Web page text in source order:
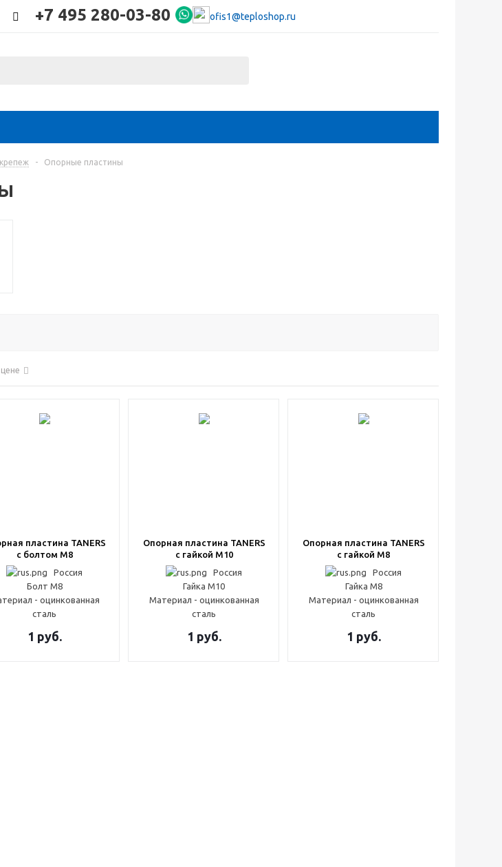
+7 495 280-03-80 ofis1@teploshop.ru
- Опорные пластины
пластина TANERS
с болтом M8
Россия
Болт М8
- оцинкованная
сталь
1 руб.
Опорная пластина TANERS
с гайкой М10
Россия
Гайка М10
Материал - оцинкованная
сталь
1 руб.
Опорная пластина TANERS
с гайкой М8
Россия
Гайка М8
Материал - оцинкованная
сталь
1 руб.